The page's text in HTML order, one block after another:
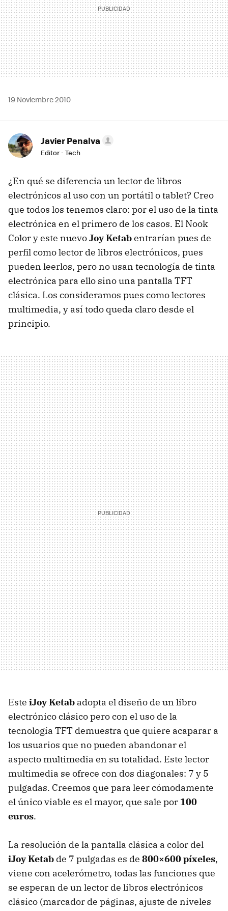
19 Noviembre 2010
Javier Penalva
Editor - Tech
¿En qué se diferencia un lector de libros
electrónicos al uso con un portátil o tablet? Creo
que todos los tenemos claro: por el uso de la tinta
electrónica en el primero de los casos. El Nook
Color y este nuevoJoy Ketabentrarían pues de
perfil como lector de libros electrónicos, pues
pueden leerlos, pero no usan tecnología de tinta
electrónica para ello sino una pantalla TFT
clásica. Los consideramos pues como lectores
multimedia, y así todo queda claro desde el
principio.
Este iJoy Ketab adopta el diseño de un libro
electrónico clásico pero con el uso de la
tecnología TFT demuestra que quiere acaparar a
los usuarios que no pueden abandonar el
aspecto multimedia en su totalidad. Este lector
multimedia se ofrece con dos diagonales: 7 y 5
pulgadas. Creemos que para leer cómodamente
el único viable es el mayor, que sale por 100
euros.
La resolución de la pantalla clásica a color del
iJoy Ketab de 7 pulgadas es de 800×600 píxeles,
viene con acelerómetro, todas las funciones que
se esperan de un lector de libros electrónicos
clásico (marcador de páginas, ajuste de niveles